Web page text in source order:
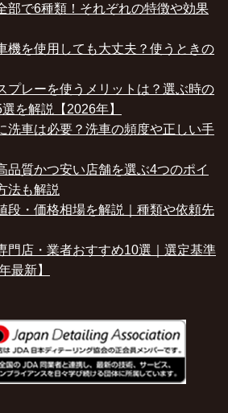
部で6種類！それぞれの特徴や効果
機を使用しても大丈夫？使うときの
プレーを使うメリットは？選ぶ時の
を解説【2026年】
洗車は必要？洗車の頻度や正しい手
品質かつ安い店舗を選ぶ4つのポイ
法も解説
段・価格相場を解説｜種類や依頼先
門店・業者おすすめ10選｜選定基準
最新】